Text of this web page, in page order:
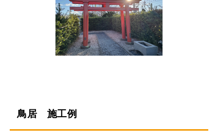
鳥居 施工例